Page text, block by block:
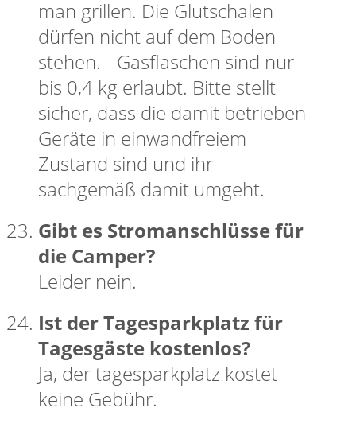
man grillen. Die Glutschalen
dürfen nicht auf dem Boden
stehen. Gasflaschen sind nur
bis 0,4 kg erlaubt. Bitte stellt
sicher, dass die damit betrieben
Geräte in einwandfreiem
Zustand sind und ihr
sachgemäß damit umgeht.
Gibt es Stromanschlüsse für
die Camper?
Leider nein.
Ist der Tagesparkplatz für
Tagesgäste kostenlos?
Ja, der tagesparkplatz kostet
keine Gebühr.